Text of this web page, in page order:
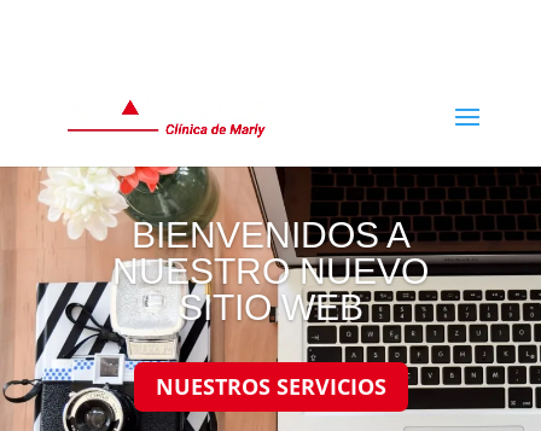
BIENVENIDOS A
NUESTRO NUEVO
SITIO WEB
NUESTROS SERVICIOS